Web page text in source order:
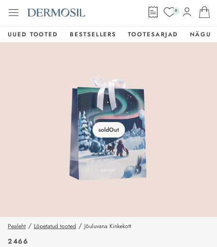
0
UUED TOOTED BESTSELLERS TOOTESARJAD NÄGU
soldOut
Pealeht / Lõpetatud tooted / Jõuluvana Kinkekott
2466